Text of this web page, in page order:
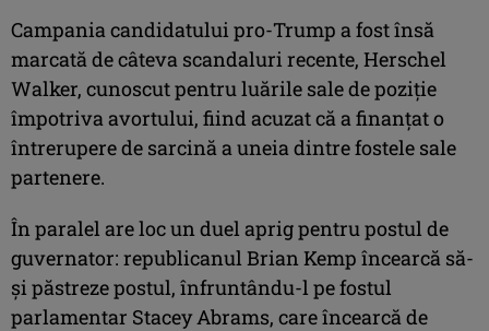
Campania candidatului pro-Trump a fost însă
marcată de câteva scandaluri recente, Herschel
Walker, cunoscut pentru luările sale de poziţie
împotriva avortului, fiind acuzat că a finanţat o
întrerupere de sarcină a uneia dintre fostele sale
partenere.
În paralel are loc un duel aprig pentru postul de
guvernator: republicanul Brian Kemp încearcă să-
şi păstreze postul, înfruntându-l pe fostul
parlamentar Stacey Abrams, care încearcă de